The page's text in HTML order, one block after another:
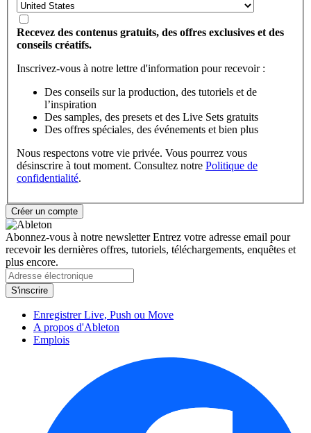
Recevez des contenus gratuits, des offres exclusives et des
conseils créatifs.
Inscrivez-vous à notre lettre d'information pour recevoir :
Des conseils sur la production, des tutoriels et de
l’inspiration
Des samples, des presets et des Live Sets gratuits
Des offres spéciales, des événements et bien plus
Nous respectons votre vie privée. Vous pourrez vous
désinscrire à tout moment. Consultez notre Politique de
confidentialité.
Abonnez-vous à notre newsletterEntrez votre adresse email pour
recevoir les dernières offres, tutoriels, téléchargements, enquêtes et
plus encore.
Enregistrer Live, Push ou Move
A propos d'Ableton
Emplois